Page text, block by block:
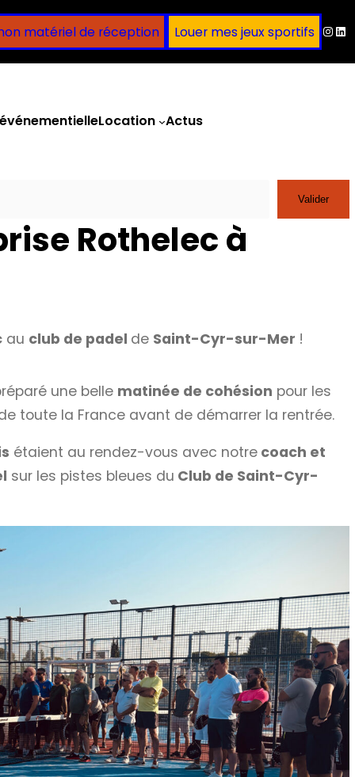
matériel de réception Louer mes jeux sportifs
Location Actus
Valider
Rothelec à
au club de padel de Saint-Cyr-sur-Mer !
une belle matinée de cohésion pour les
toute la France avant de démarrer la rentrée.
étaient au rendez-vous avec notre coach et
sur les pistes bleues du Club de Saint-Cyr-